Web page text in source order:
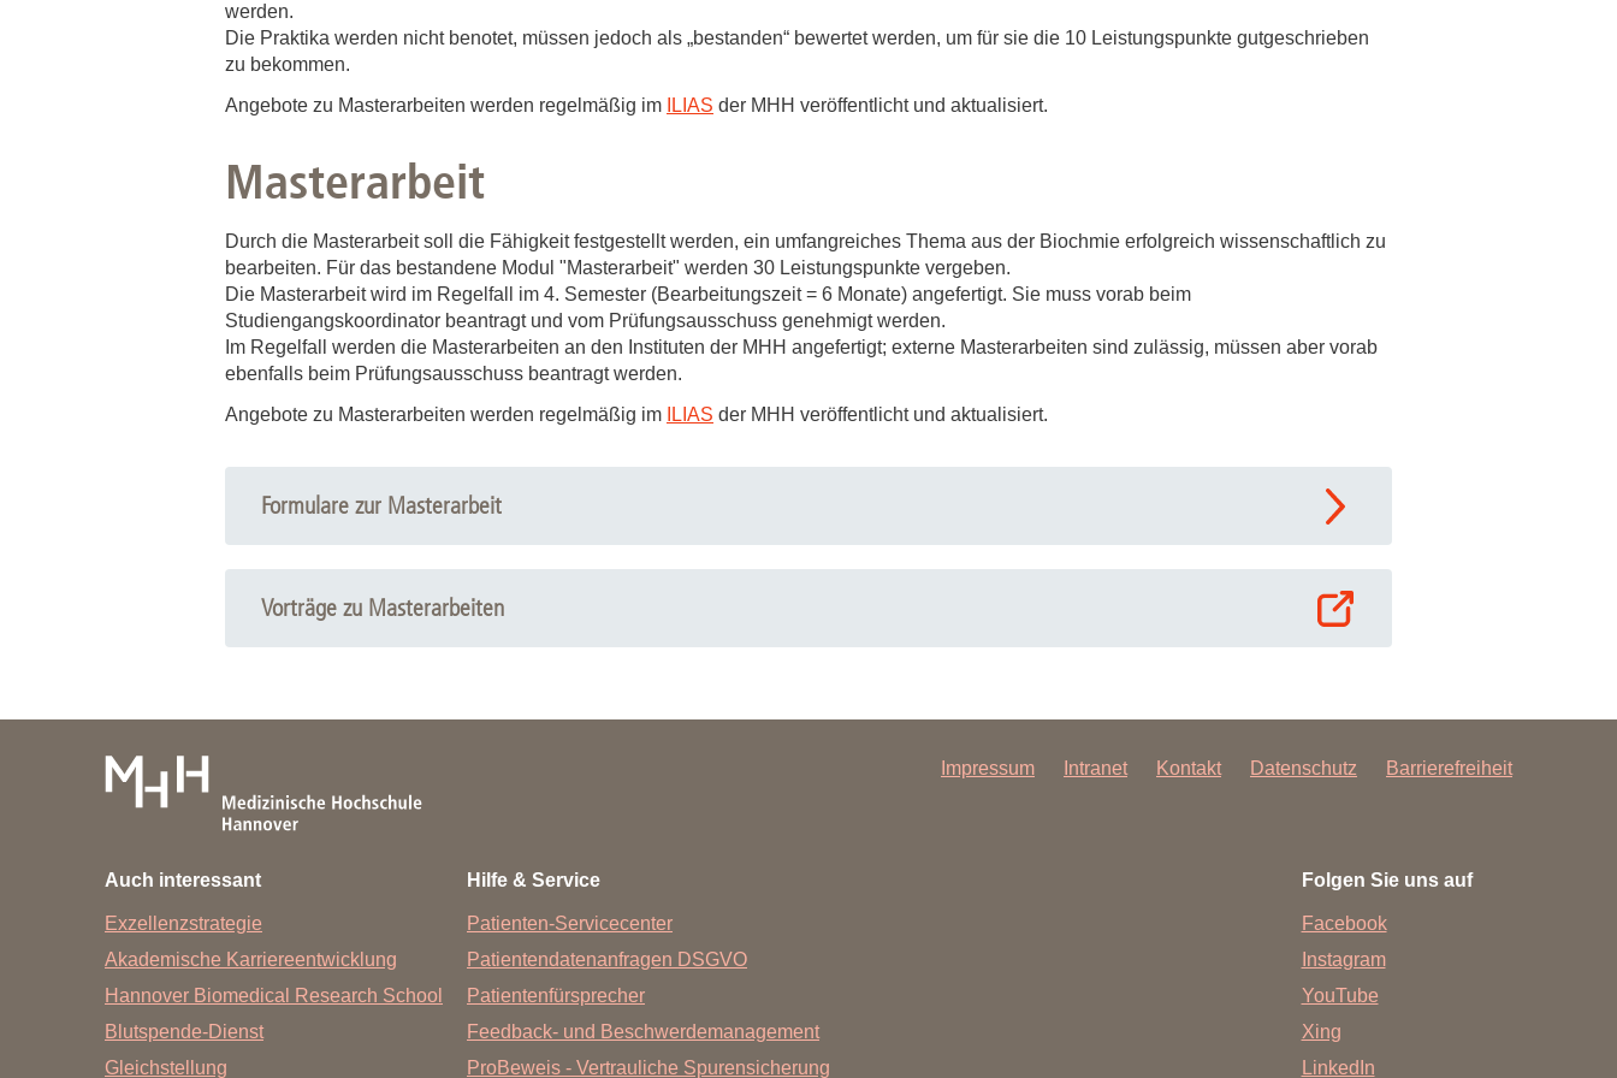
Zentrale Forschungseinrichtung Elektronenmikroskopie
Hannover Biomedical Research School (HBRS)
Für Postdoktorand:innen
Forschungsinformationssystem
Dekanin für Forschung und Transfer und
Gute wissenschaftliche Praxis
GWP-Kommission
Ombudswesen und Ombudsperson
Forschung - Wissen - Translation - Transfer
werden.
Die Praktika werden nicht benotet, müssen jedoch als „bestanden“ bewertet werden, um für sie die 10 Leistungspunkte gutgeschrieben
zu bekommen.
Angebote zu Masterarbeiten werden regelmäßig im
ILIAS der MHH veröffentlicht und aktualisiert.
Masterarbeit
Durch die Masterarbeit soll die Fähigkeit festgestellt werden, ein umfangreiches Thema aus der Biochmie erfolgreich wissenschaftlich zu
bearbeiten. Für das bestandene Modul "Masterarbeit" werden 30 Leistungspunkte vergeben.
Die Masterarbeit wird im Regelfall im 4. Semester (Bearbeitungszeit = 6 Monate) angefertigt. Sie muss vorab beim
Studiengangskoordinator beantragt und vom Prüfungsausschuss genehmigt werden.
Im Regelfall werden die Masterarbeiten an den Instituten der MHH angefertigt; externe Masterarbeiten sind zulässig, müssen aber vorab
ebenfalls beim Prüfungsausschuss beantragt werden.
Angebote zu Masterarbeiten werden regelmäßig im
ILIAS der MHH veröffentlicht und aktualisiert.
Formulare zur Masterarbeit
Vorträge zu Masterarbeiten
Impressum Intranet Kontakt Datenschutz Barrierefreiheit
Auch interessant
Exzellenzstrategie
Akademische Karriereentwicklung
Hannover Biomedical Research School
Blutspende-Dienst
Gleichstellung
Hilfe & Service
Patienten-Servicecenter
Patientendatenanfragen DSGVO
Patientenfürsprecher
Feedback- und Beschwerdemanagement
ProBeweis - Vertrauliche Spurensicherung
Folgen Sie uns auf
Facebook
Instagram
YouTube
Xing
LinkedIn